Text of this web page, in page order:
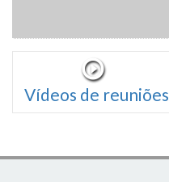
Vídeos de reuniões